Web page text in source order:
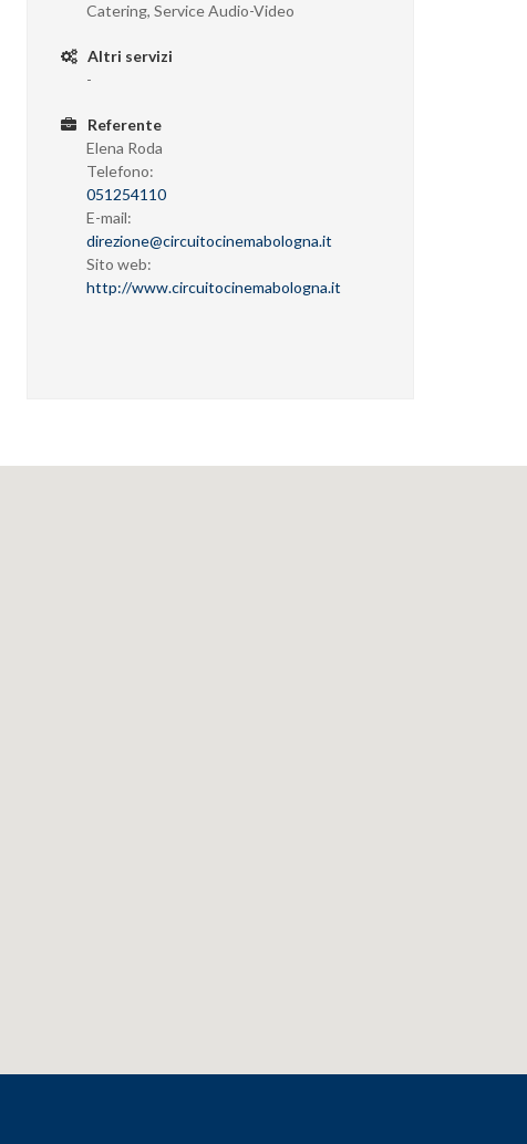
Catering, Service Audio-Video
Altri servizi
-
Referente
Elena Roda
Telefono:
051254110
E-mail:
direzione@circuitocinemabologna.it
Sito web:
http://www.circuitocinemabologna.it